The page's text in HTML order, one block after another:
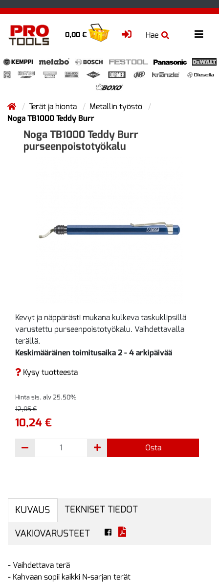
Hae
0,00 €
Terät ja hionta
Metallin työstö
Noga TB1000 Teddy Burr
Noga TB1000 Teddy Burr
purseenpoistotyökalu
Kevyt ja näppärästi mukana kulkeva taskuklipsillä
varustettu purseenpoistotyökalu. Vaihdettavalla
terällä.
Keskimääräinen toimitusaika 2 - 4 arkipäivää
Kysy tuotteesta
Hinta sis. alv 25.50%
12,05 €
10,24 €
Osta
KUVAUS
TEKNISET TIEDOT
VAKIOVARUSTEET
- Vaihdettava terä
- Kahvaan sopii kaikki N-sarjan terät